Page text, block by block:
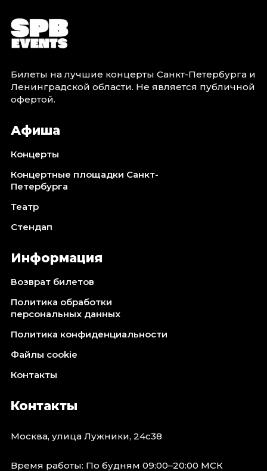
Билеты на лучшие концерты Санкт-Петербурга и
Ленинградской области. Не является публичной
офертой.
Афиша
Концерты
Концертные площадки Санкт-
Петербурга
Театр
Стендап
Информация
Возврат билетов
Политика обработки
персональных данных
Политика конфиденциальности
Файлы cookie
Контакты
Контакты
Москва, улица Лужники, 24с38
Время работы: По будням 09:00–20:00 МСК